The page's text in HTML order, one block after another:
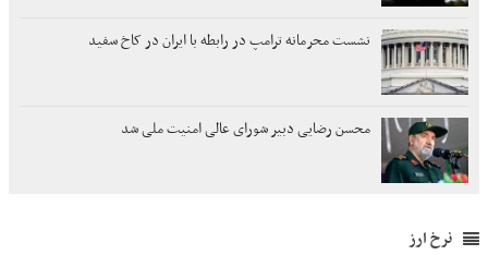
نشست محرمانه ترامپ در رابطه با ایران در کاخ سفید
محسن رضایی دبیر شورای عالی امنیت ملی شد
نرخ ارز